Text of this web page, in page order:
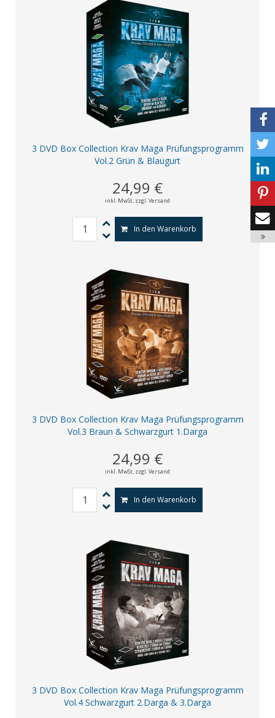
3 DVD Box Collection Krav Maga Prüfungsprogramm
Vol.2 Grün & Blaugurt
24,99 €
inkl. MwSt, zzgl. Versand
In den Warenkorb
3 DVD Box Collection Krav Maga Prüfungsprogramm
Vol.3 Braun & Schwarzgurt 1.Darga
24,99 €
inkl. MwSt, zzgl. Versand
In den Warenkorb
3 DVD Box Collection Krav Maga Prüfungsprogramm
Vol.4 Schwarzgurt 2.Darga & 3.Darga